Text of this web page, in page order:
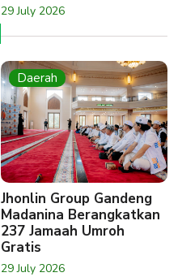
29 July 2026
Daerah
Jhonlin Group Gandeng
Madanina Berangkatkan
237 Jamaah Umroh
Gratis
29 July 2026